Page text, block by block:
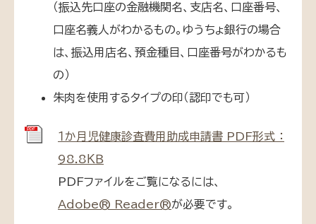
（振込先口座の金融機関名、支店名、口座番号、
口座名義人がわかるもの。ゆうちょ銀行の場合
は、振込用店名、預金種目、口座番号がわかるも
の）
朱肉を使用するタイプの印（認印でも可）
１か月児健康診査費用助成申請書 PDF形式 ：
98.8ＫＢ
PDFファイルをご覧になるには、
Adobe® Reader®が必要です。